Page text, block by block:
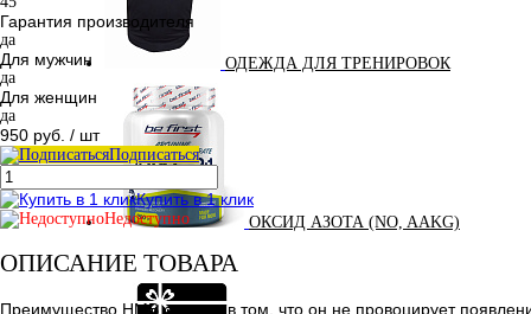
ОДЕЖДА ДЛЯ ТРЕНИРОВОК
ОКСИД АЗОТА (NO, AAKG)
Гарантия производителя
да
Для мужчин
да
Для женщин
да
950 руб. / шт
Подписаться
Купить в 1 клик
Недоступно
ОПИСАНИЕ ТОВАРА
Преимущество HMB состоит в том, что он не провоцирует